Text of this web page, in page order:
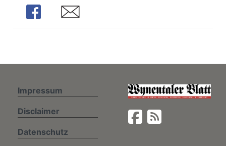
Share Share
Impressum
Disclaimer
Datenschutz